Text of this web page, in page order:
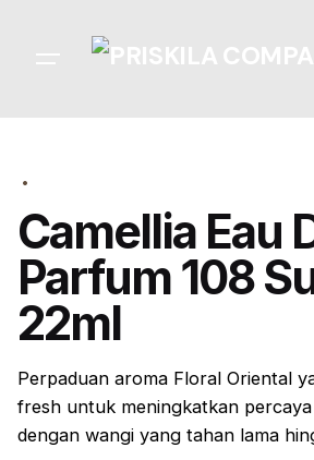
Camellia Eau
Parfum 108
22ml
Perpaduan aroma Floral Oriental
fresh untuk meningkatkan
dengan wangi yang tahan lama